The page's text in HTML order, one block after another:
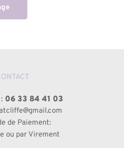
06 33 84 41 03
de Paiement:
ou par Virement